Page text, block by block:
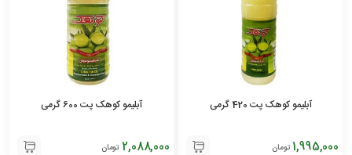
آبلیمو کوهک پت 420 گرمی
1,995,000 تومان
آبلیمو کوهک پت 600 گرمی
2,088,000 تومان